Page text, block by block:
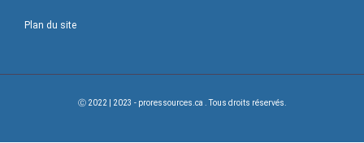
Plan du site
Ⓒ 2022 | 2023 - proressources.ca . Tous droits réservés.